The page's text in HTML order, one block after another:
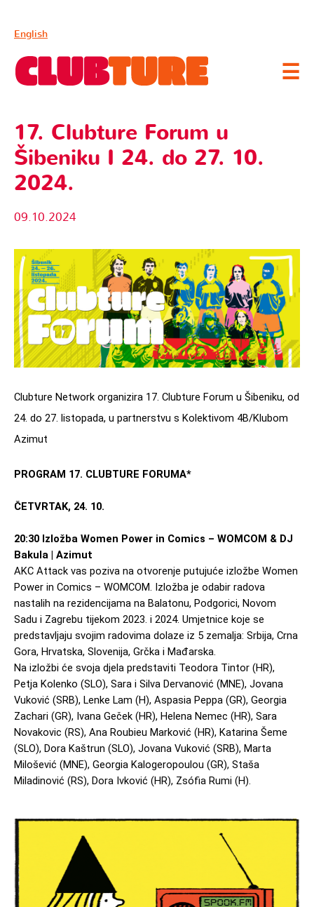
English
☰
17. Clubture Forum u
Šibeniku I 24. do 27. 10.
2024.
09.10.2024
Clubture Network organizira 17. Clubture Forum u Šibeniku, od
24. do 27. listopada, u partnerstvu s Kolektivom 4B/Klubom
Azimut
PROGRAM 17. CLUBTURE FORUMA*
ČETVRTAK, 24. 10.
20:30 Izložba Women Power in Comics – WOMCOM & DJ
Bakula | Azimut
AKC Attack vas poziva na otvorenje putujuće izložbe Women
Power in Comics – WOMCOM. Izložba je odabir radova
nastalih na rezidencijama na Balatonu, Podgorici, Novom
Sadu i Zagrebu tijekom 2023. i 2024. Umjetnice koje se
predstavljaju svojim radovima dolaze iz 5 zemalja: Srbija, Crna
Gora, Hrvatska, Slovenija, Grčka i Mađarska.
Na izložbi će svoja djela predstaviti Teodora Tintor (HR),
Petja Kolenko (SLO), Sara i Silva Dervanović (MNE), Jovana
Vuković (SRB), Lenke Lam (H), Aspasia Peppa (GR), Georgia
Zachari (GR), Ivana Geček (HR), Helena Nemec (HR), Sara
Novakovic (RS), Ana Roubieu Marković (HR), Katarina Šeme
(SLO), Dora Kaštrun (SLO), Jovana Vuković (SRB), Marta
Milošević (MNE), Georgia Kalogeropoulou (GR), Staša
Miladinović (RS), Dora Ivković (HR), Zsófia Rumi (H).